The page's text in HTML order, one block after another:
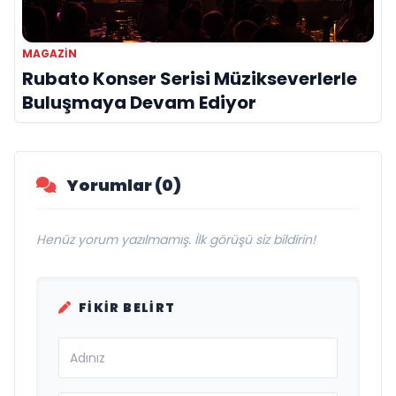
MAGAZIN
Rubato Konser Serisi Müzikseverlerle
Buluşmaya Devam Ediyor
Yorumlar (0)
Henüz yorum yazılmamış. İlk görüşü siz bildirin!
FIKIR BELIRT